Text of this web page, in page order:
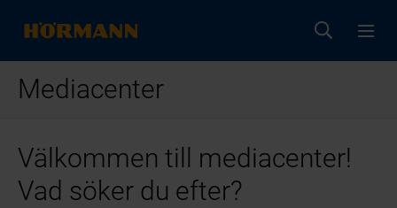
Mediacenter
Välkommen till mediacenter!
Vad söker du efter?